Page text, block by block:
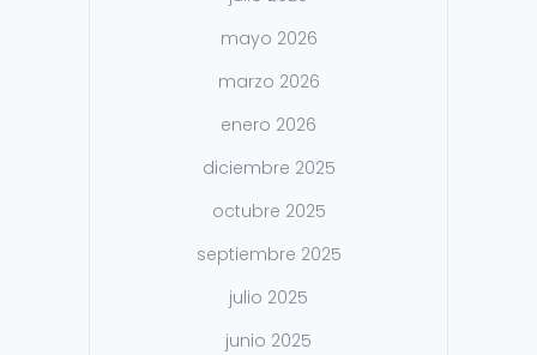
mayo 2026
marzo 2026
enero 2026
diciembre 2025
octubre 2025
septiembre 2025
julio 2025
junio 2025